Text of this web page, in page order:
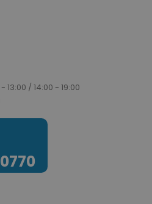
/ 14:00 - 19:00